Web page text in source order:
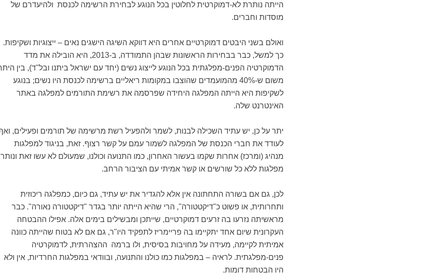
הייתה נותרת לא-דמוקרטית לחלוטין בכל הנוגע לבחירת הרשימה לכנסת ולהיעדרם של
מוסדות וחברים.
ואולם בשני היבטים דמוקרטיים אחרים היא דווקא השיגה הישגים נאים – ייצוגיות ושקיפות.
כך למשל, כבר בבחירות הראשונות שבהן התמודדה, ב-2013, היא הובילה את מדד
הדמוקרטיה הפנים-מפלגתית בכל הנוגע לייצוג נשים (יחד עם ישראל ביתנו ובל"ד), בין
משום ש-40% מהמועמדים שהוצבו במקומות ריאליים ברשימה לכנסת היו נשים; בנוגע
לשקיפות היא הייתה המפלגה היחידה שפרסמה את רשימת התורמים למפלגה באתר
האינטרנט שלה.
יתר על כן, יש עתיד השכילה לבנות, לשמר ולהפעיל רשת מרשימה של תורמים ופעילים,
לעודד את חברי הכנסת של המפלגה לשמור עמם על קשר רצוף. זאת, בניגוד למפלגות
מנהיג (ומרכז) אחרות שקמו בעשור האחרון, כמו התנועה וכולנו, שמעולם לא עשו זאת
מפלגות ללא כל שורשים או קשר אמיתי עם הציבור הרחב.
לכן, גם אם בשורה התחתונה אין אלא להגדיר את יש עתיד, גם כיום, כמפלגה ריכוזית
ותחרותית, או פשוט כ"דיקטטורה", הרי שהיא הייתה יותר בגדר "דיקטטורה נאורה". כבר
מראשיתה נזרעו בה זרעים דמוקרטיים, שייתכן ומבשילים בימים אלה. אפילו ההבטחה
העקרונית שיום אחד יתקיימו בה פריימריז לתפקיד היו"ר, גם אם לא בטוח שהייתה כוונה
אמיתית לקיימה, מעידה על מחויבות בסיסית, ולו ברמה ההצהרתית, לדמוקרטיה
פנים-מפלגתית. לראיה – במפלגות כמו כולנו והתנועה, ובוודאי במפלגות החרדיות, אין ולא
היו הבטחות דומות.